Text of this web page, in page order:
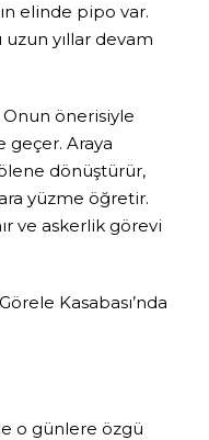
elinde pipo var.
uzun yıllar devam
Onun önerisiyle
geçer. Araya
dönüştürür,
yüzme öğretir.
ve askerlik görevi
Kasabası’nda
o günlere özgü